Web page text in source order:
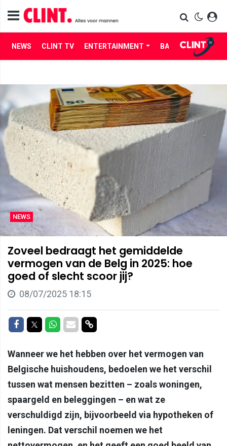
NEWS CLINT TV ENTERTAINMENT BABES LIFE
NEWS
Zoveel bedraagt het gemiddelde
vermogen van de Belg in 2025: hoe
goed of slecht scoor jij?
08/07/2025 18:15
Delen op Facebook
Delen op Twitter
Delen op Whatsapp
Delen via Mail
Delen via link
Wanneer we het hebben over het vermogen van
Belgische huishoudens, bedoelen we het verschil
tussen wat mensen bezitten – zoals woningen,
spaargeld en beleggingen – en wat ze
verschuldigd zijn, bijvoorbeeld via hypotheken of
leningen. Dat verschil noemen we het